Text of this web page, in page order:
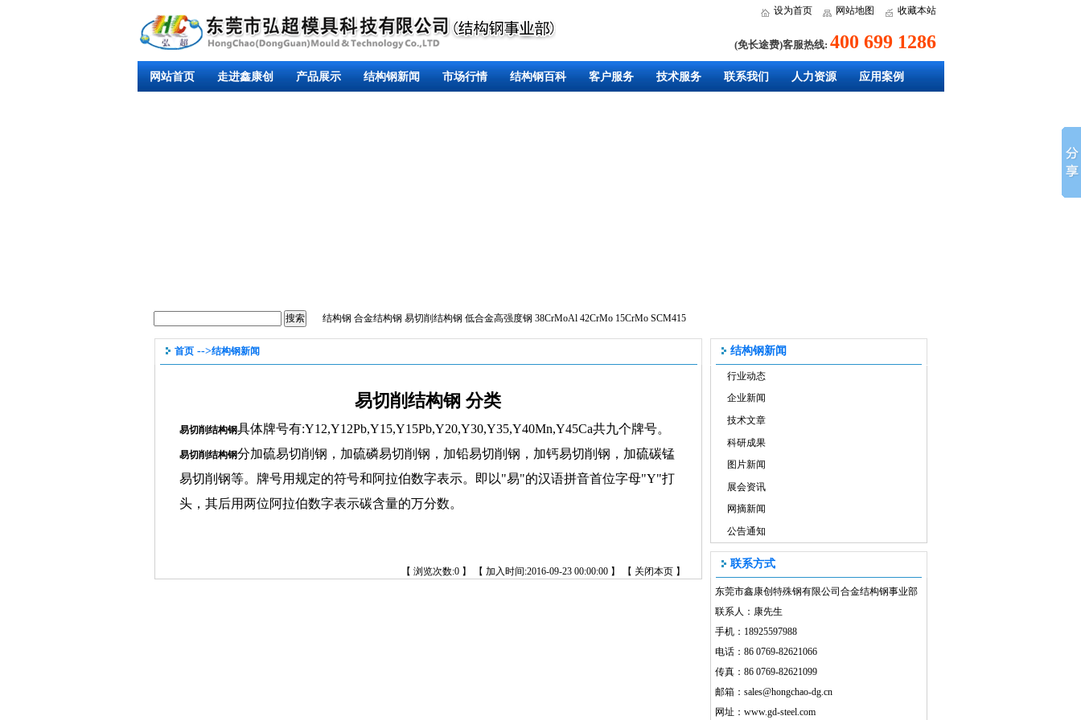
设为首页 网站地图 收藏本站
(免长途费)客服热线: 400 699 1286
网站首页 走进鑫康创 产品展示 结构钢新闻 市场行情 结构钢百科 客户服务 技术服务 联系我们 人力资源 应用案例
结构钢 合金结构钢 易切削结构钢 低合金高强度钢 38CrMoAl 42CrMo 15CrMo SCM415
首页-->结构钢新闻
易切削结构钢 分类
易切削结构钢具体牌号有:Y12,Y12Pb,Y15,Y15Pb,Y20,Y30,Y35,Y40Mn,Y45Ca共九个牌号。
易切削结构钢分加硫易切削钢，加硫磷易切削钢，加铅易切削钢，加钙易切削钢，加硫碳锰
易切削钢等。牌号用规定的符号和阿拉伯数字表示。即以"易"的汉语拼音首位字母"Y"打
头，其后用两位阿拉伯数字表示碳含量的万分数。
【 浏览次数:0】 【 加入时间:2016-09-23 00:00:00 】 【 关闭本页】
结构钢新闻
行业动态
企业新闻
技术文章
科研成果
图片新闻
展会资讯
网摘新闻
公告通知
联系方式
东莞市鑫康创特殊钢有限公司合金结构钢事业部
联系人：康先生
手机：18925597988
电话：86 0769-82621066
传真：86 0769-82621099
邮箱： sales@hongchao-dg.cn
网址： www.gd-steel.com